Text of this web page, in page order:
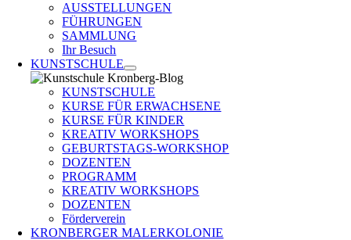
AUSSTELLUNGEN
FÜHRUNGEN
SAMMLUNG
Ihr Besuch
KUNSTSCHULE
KUNSTSCHULE
KURSE FÜR ERWACHSENE
KURSE FÜR KINDER
KREATIV WORKSHOPS
GEBURTSTAGS-WORKSHOP
DOZENTEN
PROGRAMM
KREATIV WORKSHOPS
DOZENTEN
Förderverein
KRONBERGER MALERKOLONIE